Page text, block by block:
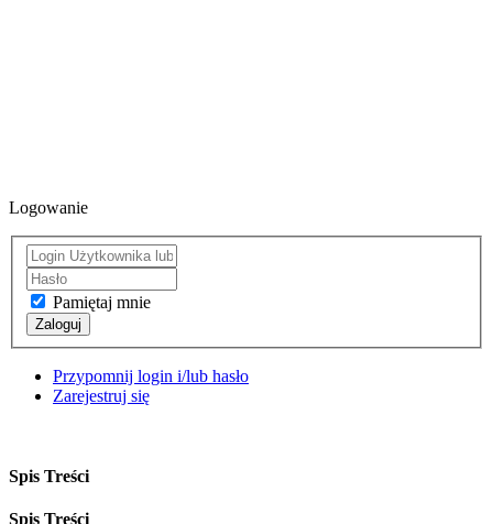
Logowanie
Pamiętaj mnie
Zaloguj
Przypomnij login i/lub hasło
Zarejestruj się
Spis Treści
Spis Treści